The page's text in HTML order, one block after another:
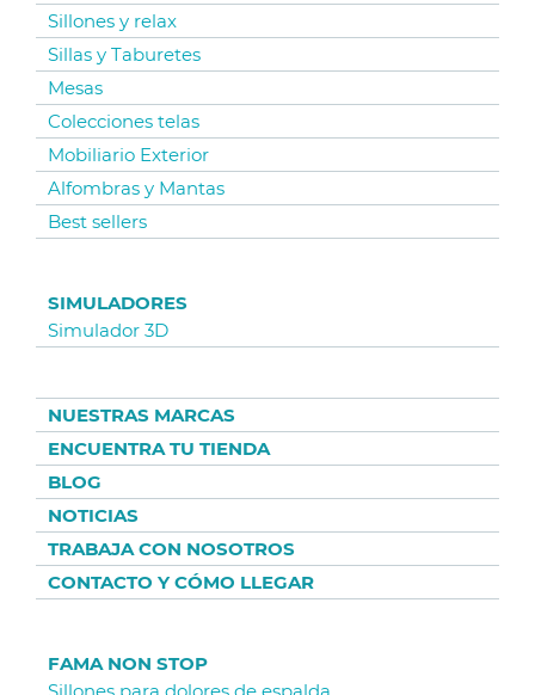
Sillones y relax
Sillas y Taburetes
Mesas
Colecciones telas
Mobiliario Exterior
Alfombras y Mantas
Best sellers
SIMULADORES
Simulador 3D
NUESTRAS MARCAS
ENCUENTRA TU TIENDA
BLOG
NOTICIAS
TRABAJA CON NOSOTROS
CONTACTO Y CÓMO LLEGAR
FAMA NON STOP